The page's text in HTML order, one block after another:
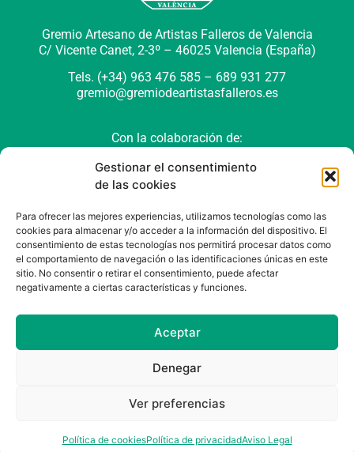
Gestionar el consentimiento
de las cookies
Para ofrecer las mejores experiencias, utilizamos tecnologías como las
cookies para almacenar y/o acceder a la información del dispositivo. El
consentimiento de estas tecnologías nos permitirá procesar datos como
el comportamiento de navegación o las identificaciones únicas en este
sitio. No consentir o retirar el consentimiento, puede afectar
negativamente a ciertas características y funciones.
Aceptar
Denegar
Ver preferencias
Política de cookiesPolítica de privacidadAviso Legal
Gremio Artesano de Artistas Falleros de Valencia
C/ Vicente Canet, 2-3º – 46025 Valencia (España)
Tels. (+34) 963 476 585 – 689 931 277
gremio@gremiodeartistasfalleros.es
Con la colaboración de:
Política de cookies (UE) Política de privacidad
Aviso Legal